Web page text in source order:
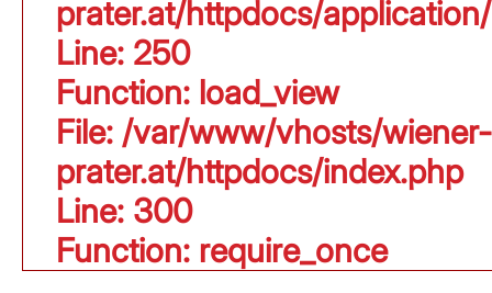
prater.at/httpdocs/
Line: 250
Function: load_view
File: /var/www/vhosts/wiener-
prater.at/httpdocs/index.php
Line: 300
Function: require_once